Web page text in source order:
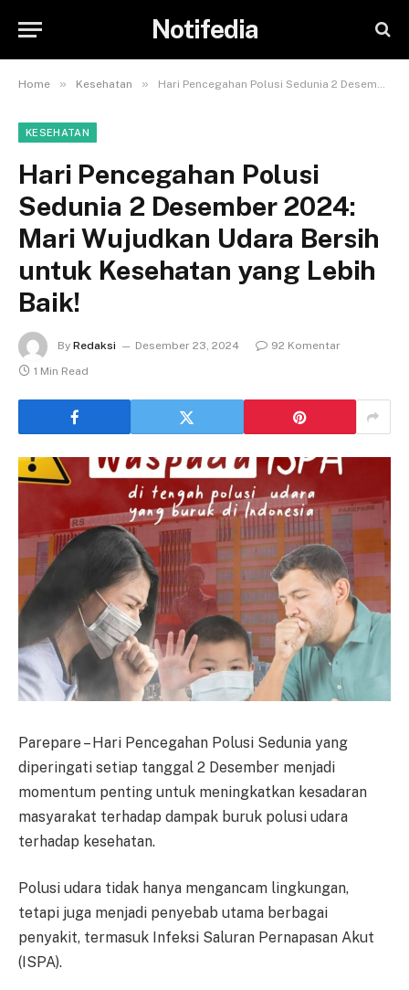
Notifedia
Home » Kesehatan » Hari Pencegahan Polusi Sedunia 2 Desember 2024: Mari Wujudkan Udara Bersih untuk Kesehatan yang Lebih Baik!
KESEHATAN
Hari Pencegahan Polusi
Sedunia 2 Desember 2024:
Mari Wujudkan Udara Bersih
untuk Kesehatan yang Lebih
Baik!
By Redaksi Desember 23, 2024
92 Komentar
1 Min Read
Parepare – Hari Pencegahan Polusi Sedunia yang
diperingati setiap tanggal 2 Desember menjadi
momentum penting untuk meningkatkan kesadaran
masyarakat terhadap dampak buruk polusi udara
terhadap kesehatan.
Polusi udara tidak hanya mengancam lingkungan,
tetapi juga menjadi penyebab utama berbagai
penyakit, termasuk Infeksi Saluran Pernapasan Akut
(ISPA).